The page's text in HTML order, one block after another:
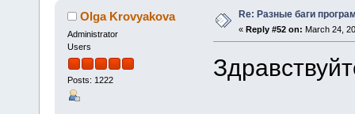
Olga Krovyakova
Administrator
Users
Posts: 1222
Re: Разные баги
« Reply #52 on: March 24,